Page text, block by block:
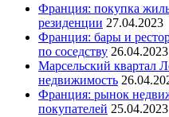
Франция: покупка
резиденции 27.04.2023
Франция: бары и
по соседству 26.04.2023
Марсельский квартал
недвижимость
Франция: рынок
покупателей 25.04.2023